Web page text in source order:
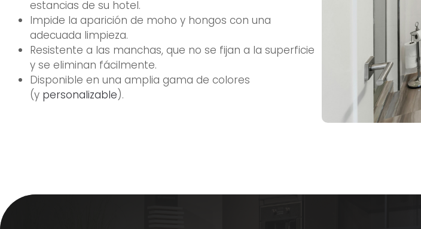
estancias de su hotel.
Impide la aparición de moho y hongos con una
adecuada limpieza.
Resistente a las manchas, que no se fijan a la superficie
y se eliminan fácilmente.
Disponible en una amplia gama de colores
(y personalizable).